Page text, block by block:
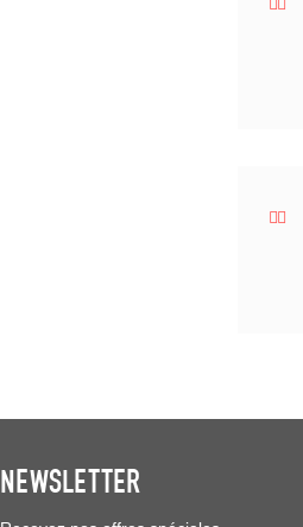
NEWSLETTER